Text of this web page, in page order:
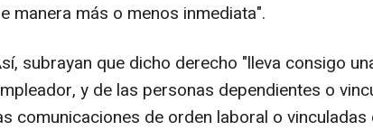
manera más o menos inmediata".
subrayan que dicho derecho "lleva consigo
y de las personas dependientes o
comunicaciones de orden laboral o